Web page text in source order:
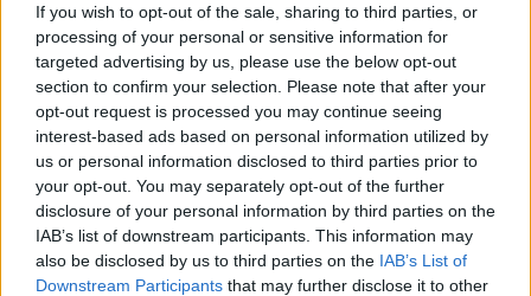
If you wish to opt-out of the sale, sharing to third parties, or
processing of your personal or sensitive information for
targeted advertising by us, please use the below opt-out
section to confirm your selection. Please note that after your
opt-out request is processed you may continue seeing
interest-based ads based on personal information utilized by
us or personal information disclosed to third parties prior to
your opt-out. You may separately opt-out of the further
disclosure of your personal information by third parties on the
IAB’s list of downstream participants. This information may
also be disclosed by us to third parties on the IAB’s List of
Downstream Participants that may further disclose it to other
2026: Εμπιστευτείτε τις
δυνάμεις σας και
χαμογελάστε!
Γενική Εφορεία
Ημ/νια Έκδοσης:27/05/2026
A/A: 47 / 2026